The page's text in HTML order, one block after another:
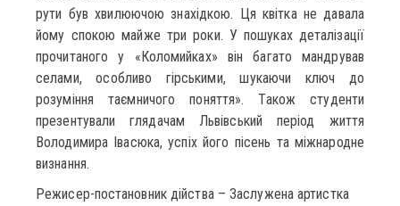
рути був хвилюючою знахідкою. Ця квітка не давала
йому спокою майже три роки. У пошуках деталізації
прочитаного у «Коломийках» він багато мандрував
селами, особливо гірськими, шукаючи ключ до
розуміння таємничого поняття». Також студенти
презентували глядачам Львівський період життя
Володимира Івасюка, успіх його пісень та міжнародне
визнання.
Режисер-постановник дійства – Заслужена артистка